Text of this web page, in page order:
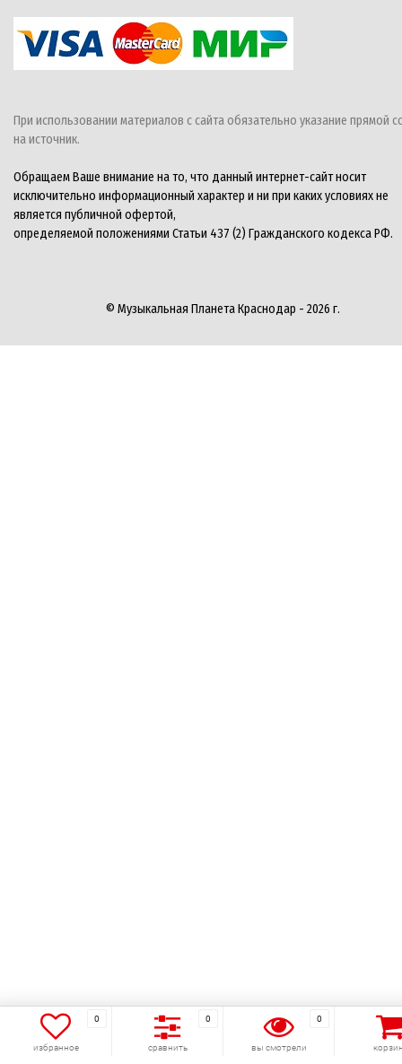
При использовании материалов с сайта обязательно указание прямой
на источник.
Обращаем Ваше внимание на то, что данный интернет-сайт носит
исключительно информационный характер и ни при каких условиях не
является публичной офертой,
определяемой положениями Статьи 437 (2) Гражданского кодекса РФ.
© Музыкальная Планета Краснодар - 2026 г.
0
избранное
0
сравнить
0
вы смотрели